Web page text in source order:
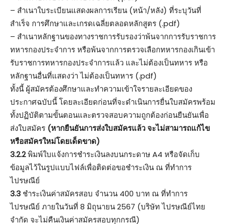
– สําเนาใบระเบียนแสดงผลการเรียน (หน้า/หลัง) ที่ระบุวันที่
สําเร็จ การศึกษาและเกรดเฉลี่ยตลอดหลักสูตร (.pdf)
– สําเนาหลักฐานของทางราชการรับรองว่าพ้นจากการรับราชการ
ทหารกองประจําการ หรือพ้นจากการตรวจเลือกทหารกองเกินเข้า
รับราชการทหารกองประจําการแล้ว และไม่ต้องเป็นทหาร หรือ
หลักฐานอื่นที่แสดงว่า ไม่ต้องเป็นทหาร (.pdf)
ทั้งนี้ ผู้สมัครต้องศึกษาและทําความเข้าใจรายละเอียดของ
ประกาศฉบับนี้ โดยละเอียดก่อนที่จะดําเนินการยื่นใบสมัครพร้อม
ทั้งปฏิบัติตามขั้นตอนและตรวจสอบความถูกต้องก่อนยืนยันเพื่อ
ส่งใบสมัคร (หากยืนยันการส่งใบสมัครแล้ว จะไม่สามารถแก้ไข
หรือสมัครใหม่โดยเด็ดขาด)
3.2.2พิมพ์ใบแจ้งการชําระเงินลงบนกระดาษ A4 หรือจัดเก็บ
ข้อมูลไว้ในรูปแบบไฟล์เพื่อติดต่อขอชําระเงิน ณ ที่ทำการ
ไปรษณีย์
3.3 ชําระเงินค่าสมัครสอบ จํานวน 400 บาท ณ ที่ทําการ
ไปรษณีย์ ภายในวันที่ 8 มิถุนายน 2567 (บริษัท ไปรษณีย์ไทย
จำกัด จะไม่คืนเงินค่าสมัครสอบทุกกรณี)